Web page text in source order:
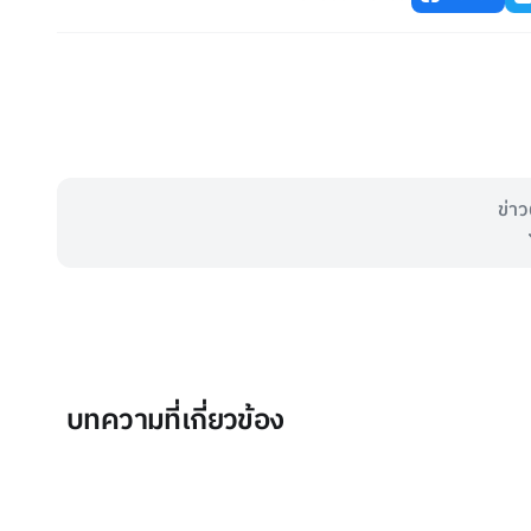
ข่า
บทความที่เกี่ยวข้อง